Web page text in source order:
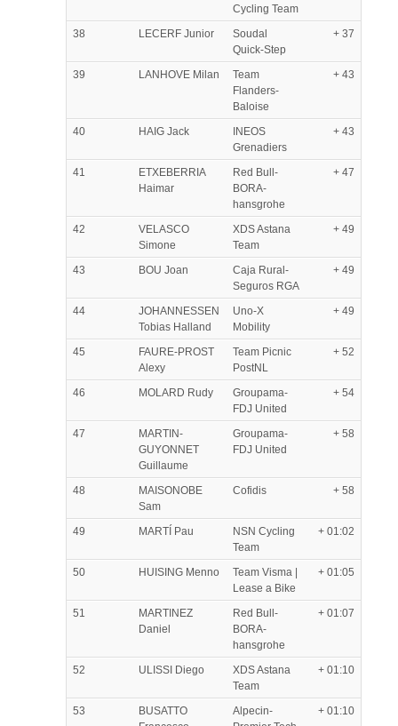
Cycling Team
38 LECERF Junior
Soudal
Quick-Step
+ 37
39 LANHOVE Milan
Team
Flanders-
Baloise
+ 43
40 HAIG Jack
INEOS
Grenadiers
+ 43
41
ETXEBERRIA
Haimar
Red Bull-
BORA-
hansgrohe
+ 47
42
VELASCO
Simone
XDS Astana
Team
+ 49
43 BOU Joan
Caja Rural-
Seguros RGA
+ 49
44
JOHANNESSEN
Tobias Halland
Uno-X
Mobility
+ 49
45
FAURE-PROST
Alexy
Team Picnic
PostNL
+ 52
46 MOLARD Rudy
Groupama-
FDJ United
+ 54
47
MARTIN-
GUYONNET
Guillaume
Groupama-
FDJ United
+ 58
48
MAISONOBE
Sam
Cofidis + 58
49 MARTÍ Pau
NSN Cycling
Team
+ 01:02
50 HUISING Menno
Team Visma |
Lease a Bike
+ 01:05
51
MARTINEZ
Daniel
Red Bull-
BORA-
hansgrohe
+ 01:07
52 ULISSI Diego
XDS Astana
Team
+ 01:10
53
BUSATTO
Alpecin-
+ 01:10